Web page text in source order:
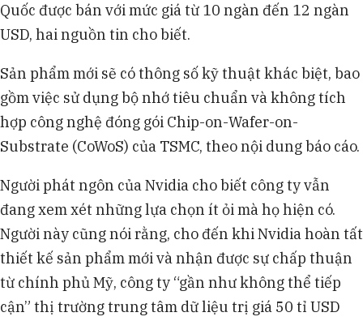
Quốc được bán với mức giá từ 10 ngàn đến 12 ngàn
USD, hai nguồn tin cho biết.
Sản phẩm mới sẽ có thông số kỹ thuật khác biệt, bao
gồm việc sử dụng bộ nhớ tiêu chuẩn và không tích
hợp công nghệ đóng gói Chip-on-Wafer-on-
Substrate (CoWoS) của TSMC, theo nội dung báo cáo.
Người phát ngôn của Nvidia cho biết công ty vẫn
đang xem xét những lựa chọn ít ỏi mà họ hiện có.
Người này cũng nói rằng, cho đến khi Nvidia hoàn tất
thiết kế sản phẩm mới và nhận được sự chấp thuận
từ chính phủ Mỹ, công ty “gần như không thể tiếp
cận” thị trường trung tâm dữ liệu trị giá 50 tỉ USD